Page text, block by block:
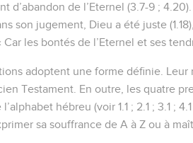
d’abandon de l’Eternel (3.7-9 ;
son jugement, Dieu a été juste
les bontés de l’Eternel et ses
adoptent une forme définie.
Testament. En outre, les quatre
hébreu (voir 1.1 ; 2.1 ; 3.1 ;
sa souffrance de A à Z ou à